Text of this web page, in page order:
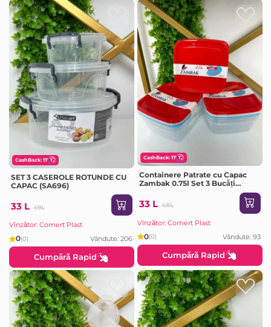
CashBack: 17
SET 3 CASEROLE ROTUNDE CU
CAPAC (SA696)
33 L 49L
Vînzător: Comert Plast
0(0) Vândute: 206
Cumpără Rapid
CashBack: 17
Containere Patrate сu Capac
Zambak 0.75l Set 3 Bucăți
33 L 48L
Vînzător: Comert Plast
0(0) Vândute: 93
Cumpără Rapid